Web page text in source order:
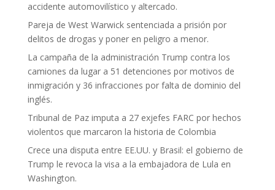
accidente automovilístico y altercado.
Pareja de West Warwick sentenciada a prisión por
delitos de drogas y poner en peligro a menor.
La campaña de la administración Trump contra los
camiones da lugar a 51 detenciones por motivos de
inmigración y 36 infracciones por falta de dominio del
inglés.
Tribunal de Paz imputa a 27 exjefes FARC por hechos
violentos que marcaron la historia de Colombia
Crece una disputa entre EE.UU. y Brasil: el gobierno de
Trump le revoca la visa a la embajadora de Lula en
Washington.